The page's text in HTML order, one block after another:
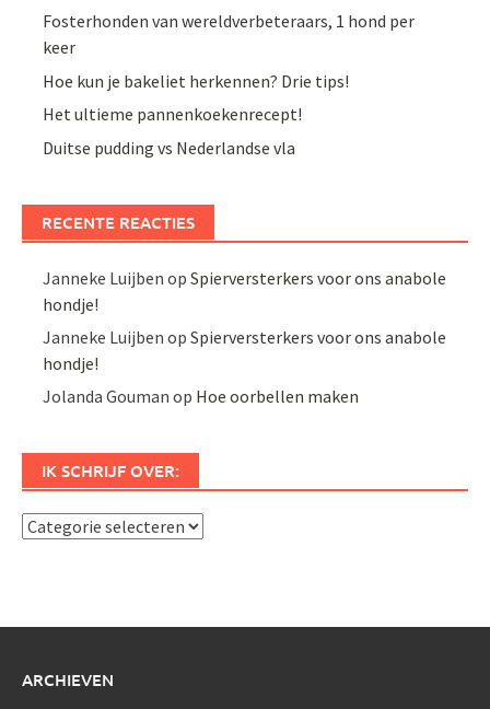
Fosterhonden van wereldverbeteraars, 1 hond per
keer
Hoe kun je bakeliet herkennen? Drie tips!
Het ultieme pannenkoekenrecept!
Duitse pudding vs Nederlandse vla
RECENTE REACTIES
Janneke Luijben opSpierversterkers voor ons anabole
hondje!
Janneke Luijben opSpierversterkers voor ons anabole
hondje!
Jolanda Gouman op Hoe oorbellen maken
IK SCHRIJF OVER:
Ik
ARCHIEVEN